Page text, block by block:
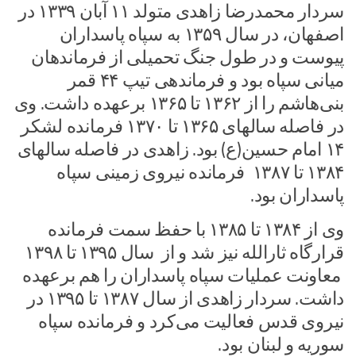
سردار محمدرضا زاهدی متولد ۱۱ آبان ۱۳۳۹ در
اصفهان، در سال ۱۳۵۹ به سپاه پاسداران
پیوست و در طول جنگ تحمیلی از فرماندهان
میانی سپاه بود و فرماندهی تیپ ۴۴ قمر
بنی‌هاشم را از ۱۳۶۲ تا ۱۳۶۵ برعهده داشت. وی
در فاصله سالهای ۱۳۶۵ تا ۱۳۷۰ فرمانده لشکر
۱۴ امام حسین(ع) بود. زاهدی در فاصله سالهای
۱۳۸۴ تا ۱۳۸۷ فرمانده نیروی زمینی سپاه
پاسداران بود.
وی از ۱۳۸۴ تا ۱۳۸۵ با حفظ سمت فرمانده
قرارگاه ثارالله نیز شد و از سال ۱۳۹۵ تا ۱۳۹۸
معاونت عملیات سپاه پاسداران را هم برعهده
داشت. سردار زاهدی از سال ۱۳۸۷ تا ۱۳۹۵ در
نیروی قدس فعالیت می‌کرد و فرمانده سپاه
سوریه و لبنان بود.